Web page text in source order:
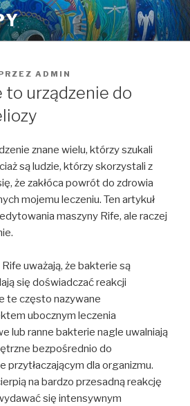
ADMIN
to urządzenie do
znane wielu, którzy szukali
są ludzie, którzy skorzystali z
że zakłóca powrót do zdrowia
mojemu leczeniu. Ten artykuł
maszyny Rife, ale raczej
uważają, że bakterie są
się doświadczać reakcji
te często nazywane
ubocznym leczenia
lub ranne bakterie nagle uwalniają
bezpośrednio do
dla organizmu.
na bardzo przesadną reakcję
się intensywnym